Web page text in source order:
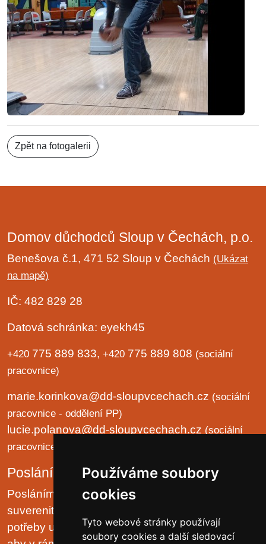
Používáme soubory
cookies
Tyto webové stránky používají
soubory cookies a další sledovací
Zpět na fotogalerii
Domov důchodců Sloup v Čechách, p.o.
Benešova č.1, 471 52 Sloup v Čechách (Ukázat
na mapě)
IČ: 482 829 28
Datová schránka: eyekh45
+420 775 889 833, +420 775 889 808 (sociální
pracovnice)
marie.korinkova@dd-sloupvcechach.cz (sociální
pracovnice - oddělení PP)
lucie.polanova@dd-sloupvcechach.cz (sociální
pracovnice - oddělení B a LP)
Poslání organizace
Posláním domova je chránit lidská práva a
suverenitu uživatelů. Zjišťovat a zajišťovat životní
potřeby uživatelů v prostředí malých komunit tak,